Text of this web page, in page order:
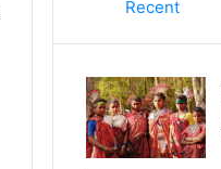
Recent